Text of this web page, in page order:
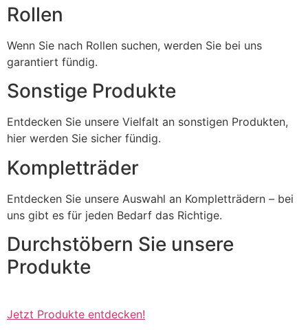
Rollen
Wenn Sie nach Rollen suchen, werden Sie bei uns
garantiert fündig.
Sonstige Produkte
Entdecken Sie unsere Vielfalt an sonstigen Produkten,
hier werden Sie sicher fündig.
Kompletträder
Entdecken Sie unsere Auswahl an Kompletträdern – bei
uns gibt es für jeden Bedarf das Richtige.
Durchstöbern Sie unsere
Produkte
Jetzt Produkte entdecken!